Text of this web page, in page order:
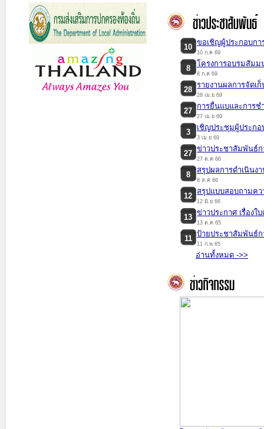
10
ขอเชิญผู้ประกอบกา
10 ก.ค 69
8
โครงการอบรมสัมม
8 ก.ค 69
28
รายงานผลการจัดเ
28 เม.ย 69
27
การยื่นแบและการช
27 เม.ย 69
3
เชิญประชุมผู้ประก
3 เม.ย 69
27
ข่าวประชาสัมพันธ์ก
27 ต.ค 66
8
สรุปผลการดำเนินง
8 ส.ค 66
12
สรุปแบบสอบถามค
12 มิ.ย 66
13
ข่าวประกาศ เรื่องใ
13 ต.ค 65
11
ป้ายประชาสัมพันธ์ก
11 ก.พ 65
อ่านทั้งหมด ->>